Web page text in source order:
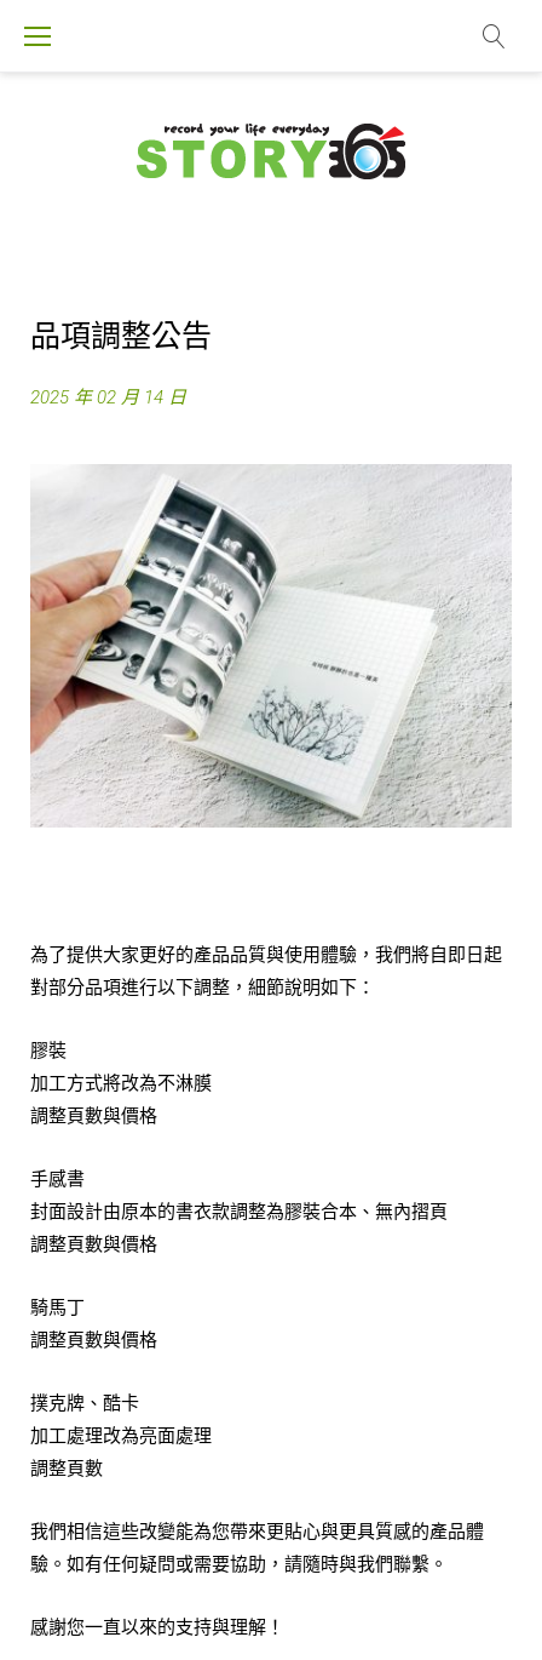
品項調整公告
2025 年 02 月 14 日
為了提供大家更好的產品品質與使用體驗，我們將自即日起
對部分品項進行以下調整，細節說明如下：
膠裝
加工方式將改為不淋膜
調整頁數與價格
手感書
封面設計由原本的書衣款調整為膠裝合本、無內摺頁
調整頁數與價格
騎馬丁
調整頁數與價格
撲克牌、酷卡
加工處理改為亮面處理
調整頁數
我們相信這些改變能為您帶來更貼心與更具質感的產品體
驗。如有任何疑問或需要協助，請隨時與我們聯繫。
感謝您一直以來的支持與理解！